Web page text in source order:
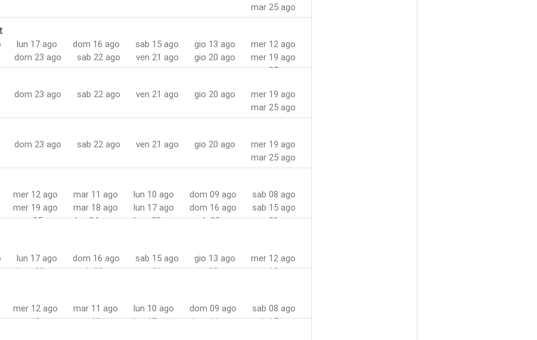
mar 25 ago
mer 12 ago
gio 13 ago
sab 15 ago
dom 16 ago
lun 17 ago
mer 19 ago
gio 20 ago
ven 21 ago
sab 22 ago
dom 23 ago
mar 25 ago
mer 19 ago
gio 20 ago
ven 21 ago
sab 22 ago
dom 23 ago
mar 25 ago
mer 19 ago
gio 20 ago
ven 21 ago
sab 22 ago
dom 23 ago
mar 25 ago
sab 08 ago
dom 09 ago
lun 10 ago
mar 11 ago
mer 12 ago
sab 15 ago
dom 16 ago
lun 17 ago
mar 18 ago
mer 19 ago
ven 21 ago
sab 22 ago
dom 23 ago
lun 24 ago
mar 25 ago
mer 12 ago
gio 13 ago
sab 15 ago
dom 16 ago
lun 17 ago
mer 19 ago
gio 20 ago
ven 21 ago
sab 22 ago
dom 23 ago
sab 08 ago
dom 09 ago
lun 10 ago
mar 11 ago
mer 12 ago
sab 15 ago
dom 16 ago
lun 17 ago
mar 18 ago
mer 19 ago